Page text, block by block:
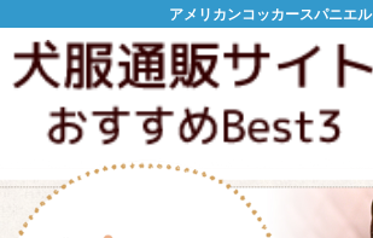
アメリカンコッカースパニエル